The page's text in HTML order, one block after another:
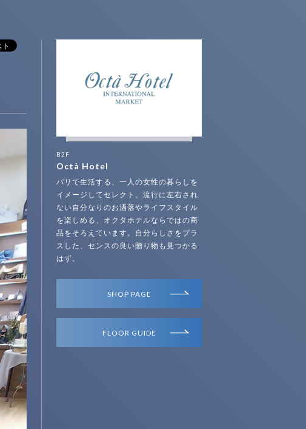
B2F
Octà Hotel
パリで生活する、一人の女性の暮らしを
イメージしてセレクト。流行に左右され
ない自分なりのお洒落やライフスタイル
を楽しめる、オクタホテルならではの商
品をそろえています。自分らしさをプラ
スした、センスの良い贈り物も見つかる
はず。
SHOP PAGE
FLOOR GUIDE